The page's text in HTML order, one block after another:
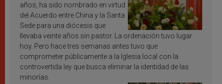
años, ha sido nombrado en virtud
del Acuerdo entre China y la Santa
Sede para una diócesis que
llevaba veinte años sin pastor. La ordenación tuvo lugar
hoy. Pero hace tres semanas antes tuvo que
comprometer públicamente a la Iglesia local con la
controvertida ley que busca eliminar la identidad de las
minorías.